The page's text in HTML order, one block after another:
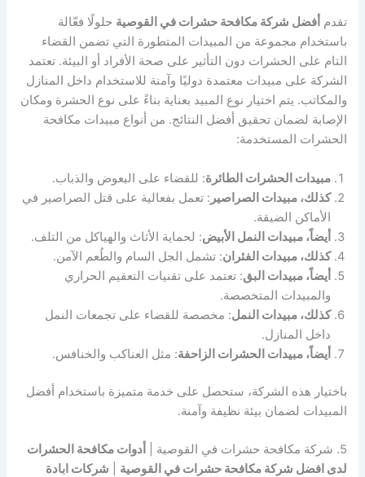
تقدم أفضل شركة مكافحة حشرات في القوصية حلولًا فعّالة
باستخدام مجموعة من المبيدات المتطورة التي تضمن القضاء
التام على الحشرات دون التأثير على صحة الأفراد أو البيئة. تعتمد
الشركة على مبيدات معتمدة دوليًا وآمنة للاستخدام داخل المنازل
والمكاتب. يتم اختيار نوع المبيد بعناية بناءً على نوع الحشرة ومكان
الإصابة لضمان تحقيق أفضل النتائج. من أنواع مبيدات مكافحة
الحشرات المستخدمة:
مبيدات الحشرات الطائرة: للقضاء على البعوض والذباب.
كذلك، مبيدات الصراصير : تعمل بفعالية على قتل الصراصير في
الأماكن الضيقة.
أيضاً، مبيدات النمل الأبيض: لحماية الأثاث والهياكل من التلف.
كذلك، مبيدات الفئران: تشمل الجل السام والطُعم الآمن.
أيضاً، مبيدات البق: تعتمد على تقنيات التعقيم الحراري
والمبيدات المتخصصة.
كذلك، مبيدات النمل: مخصصة للقضاء على تجمعات النمل
داخل المنازل.
أيضاً، مبيدات الحشرات الزاحفة: مثل العناكب والخنافس.
باختيار هذه الشركة، ستحصل على خدمة متميزة باستخدام أفضل
المبيدات لضمان بيئة نظيفة وآمنة.
5. شركة مكافحة حشرات في القوصية |
أدوات مكافحة الحشرات
لدى افضل شركة مكافحة حشرات في القوصية
شركات ابادة